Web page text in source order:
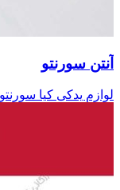
آنتن سورنتو
لوازم یدکی کیا سورنتو